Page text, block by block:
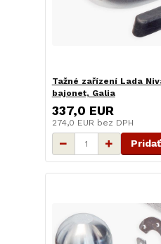
Tažné zařízení Lada
bajonet, Galia
337,0 EUR
274,0 EUR bez DPH